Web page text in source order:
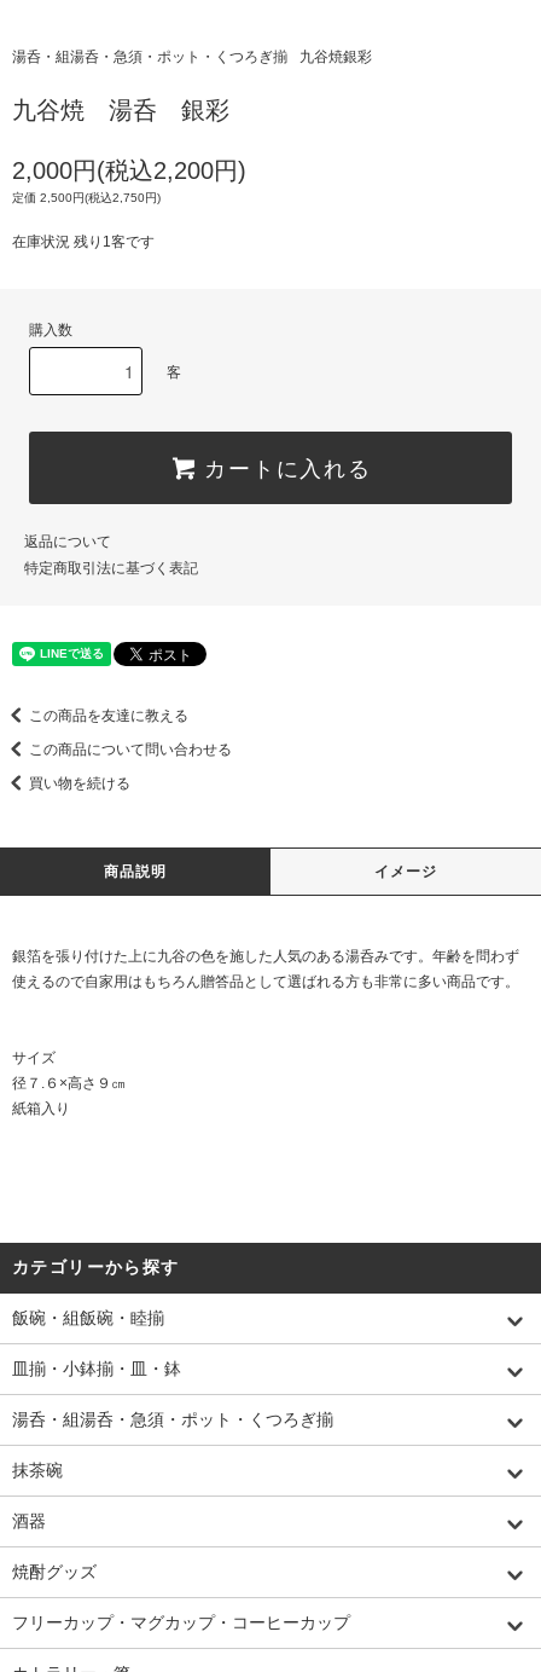
湯呑・組湯呑・急須・ポット・くつろぎ揃 九谷焼銀彩
九谷焼 湯呑 銀彩
2,000円(税込2,200円)
定価 2,500円(税込2,750円)
在庫状況 残り1客です
購入数
客
カートに入れる
返品について
特定商取引法に基づく表記
この商品を友達に教える
この商品について問い合わせる
買い物を続ける
商品説明 イメージ
銀箔を張り付けた上に九谷の色を施した人気のある湯呑みです。年齢を問わず
使えるので自家用はもちろん贈答品として選ばれる方も非常に多い商品です。
サイズ
径７.６×高さ９㎝
紙箱入り
カテゴリーから探す
飯碗・組飯碗・睦揃
皿揃・小鉢揃・皿・鉢
湯呑・組湯呑・急須・ポット・くつろぎ揃
抹茶碗
酒器
焼酎グッズ
フリーカップ・マグカップ・コーヒーカップ